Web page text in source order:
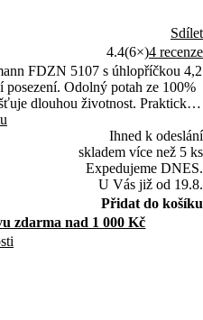
Sdílet
4.4(6×)4 recenze
FDZN 5107 s úhlopříčkou 4,2
Odolný potah ze 100%
dlouhou životnost. Praktické
sklonu i otáčení o 360°.
Ihned k odeslání
skladem více než 5 ks
Expedujeme DNES.
U Vás již od 19.8.
Přidat do košíku
zdarma nad 1 000 Kč